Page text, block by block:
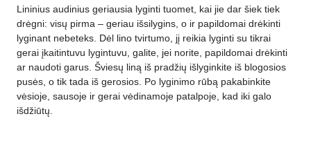
Lininius audinius geriausia lyginti tuomet, kai jie dar šiek tiek
drėgni: visų pirma – geriau išsilygins, o ir papildomai drėkinti
lyginant nebeteks. Dėl lino tvirtumo, jį reikia lyginti su tikrai
gerai įkaitintuvu lygintuvu, galite, jei norite, papildomai drėkinti
ar naudoti garus. Šviesų liną iš pradžių išlyginkite iš blogosios
pusės, o tik tada iš gerosios. Po lyginimo rūbą pakabinkite
vėsioje, sausoje ir gerai vėdinamoje patalpoje, kad iki galo
išdžiūtų.